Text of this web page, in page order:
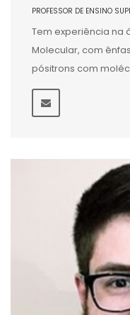
PROFESSOR DE ENSINO
Tem experiência na
Molecular, com
pósitrons com